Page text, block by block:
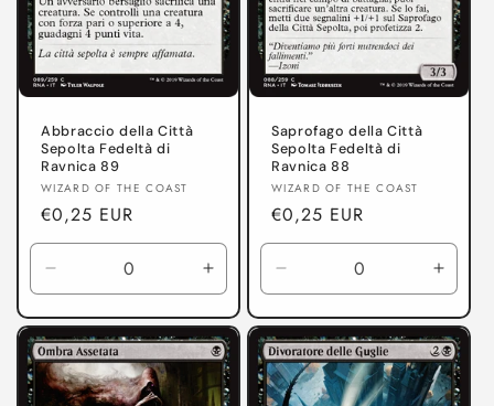
Abbraccio della Città
Sepolta Fedeltà di
Ravnica 89
Produttore:
WIZARD OF THE COAST
Prezzo
di
listino
€0,25 EUR
Diminuisci
quantità
per
Fedeltà
di
Ravnica
Aumenta
quantità
per
Fedeltà
di
Ravnica
Saprofago della Città
Sepolta Fedeltà di
Ravnica 88
Produttore:
WIZARD OF THE COAST
Prezzo
di
listino
€0,25 EUR
Diminuisci
quantità
per
Fedeltà
di
Ravnica
per
di